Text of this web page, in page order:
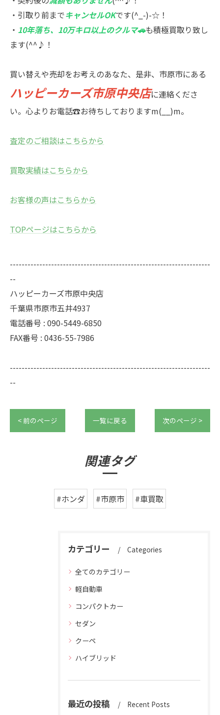
・引取り前までキャンセルOKです(^_-)-☆！
・ 10年落ち、10万キロ以上のクルマ🚗も積極買取り致し
ます(^^♪！
買い替えや売却をお考えのあなた、是非、市原市にある
ハッピーカーズ市原中央店に連絡くださ
い。心よりお電話☎お待ちしておりますm(__)m。
査定のご相談はこちらから
買取実績はこちらから
お客様の声はこちらから
TOPページはこちらから
--------------------------------------------------------------------
--
ハッピーカーズ市原中央店
千葉県市原市五井4937
電話番号 : 090-5449-6850
FAX番号 : 0436-55-7986
--------------------------------------------------------------------
--
< 前のページ 一覧に戻る 次のページ >
関連タグ
#ホンダ #市原市 #車買取
カテゴリー Categories
全てのカテゴリー
軽自動車
コンパクトカー
セダン
クーペ
ハイブリッド
最近の投稿 Recent Posts